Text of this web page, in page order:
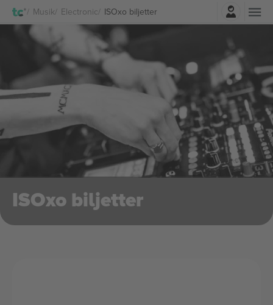
Musik Electronic ISOxo biljetterLogga in
ISOxo biljetter